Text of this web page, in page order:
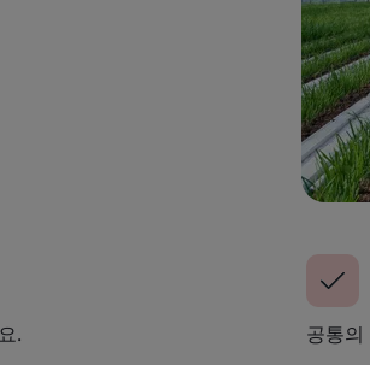
. 공통의